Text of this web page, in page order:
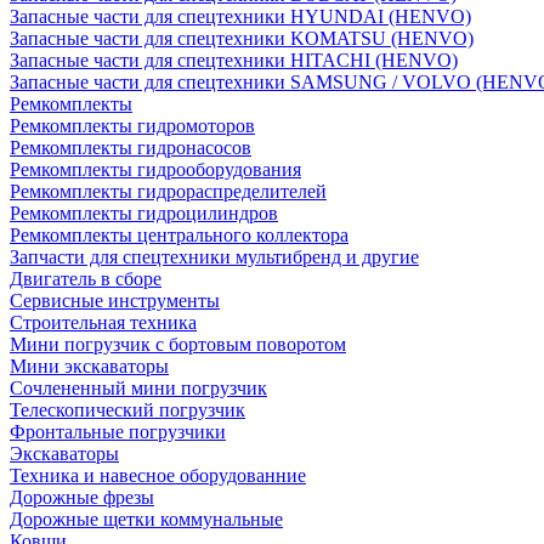
Запасные части для спецтехники HYUNDAI (HENVO)
Запасные части для спецтехники KOMATSU (HENVO)
Запасные части для спецтехники HITACHI (HENVO)
Запасные части для спецтехники SAMSUNG / VOLVO
Ремкомплекты
Ремкомплекты гидромоторов
Ремкомплекты гидронасосов
Ремкомплекты гидрооборудования
Ремкомплекты гидрораспределителей
Ремкомплекты гидроцилиндров
Ремкомплекты центрального коллектора
Запчасти для спецтехники мультибренд и другие
Двигатель в сборе
Сервисные инструменты
Строительная техника
Мини погрузчик с бортовым поворотом
Мини экскаваторы
Сочлененный мини погрузчик
Телескопический погрузчик
Фронтальные погрузчики
Экскаваторы
Техника и навесное оборудованние
Дорожные фрезы
Дорожные щетки коммунальные